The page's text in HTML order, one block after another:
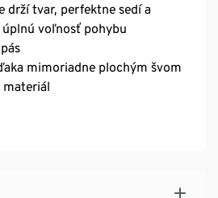
drží tvar, perfektne sedí a
voľnosť pohybu
mimoriadne plochým švom
materiál
rukávy s otvorom na